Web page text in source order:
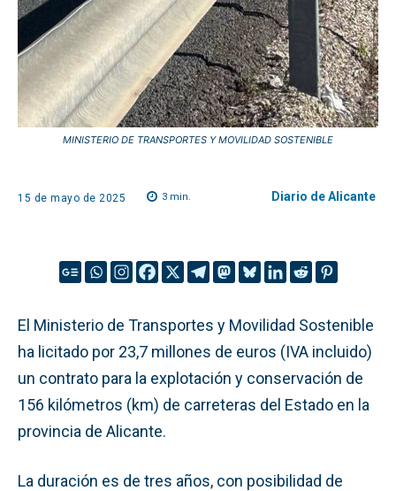
MINISTERIO DE TRANSPORTES Y MOVILIDAD SOSTENIBLE
15 de mayo de 2025 3 min. Diario de Alicante
El Ministerio de Transportes y Movilidad Sostenible
ha licitado por 23,7 millones de euros (IVA incluido)
un contrato para la explotación y conservación de
156 kilómetros (km) de carreteras del Estado en la
provincia de Alicante.
La duración es de tres años, con posibilidad de